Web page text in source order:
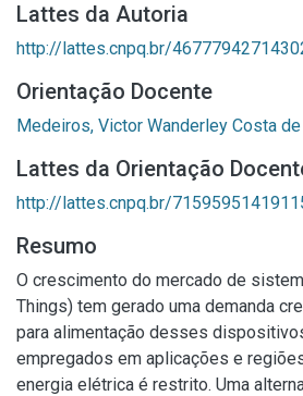
Lattes da Autoria
http://lattes.cnpq.br/
Orientação Docente
Medeiros, Victor Wanderley Costa de
Lattes da Orientação
http://lattes.cnpq.br/
Resumo
O crescimento do mercado de
Things) tem gerado uma demanda
para alimentação desses
empregados em aplicações e
energia elétrica é restrito. Uma